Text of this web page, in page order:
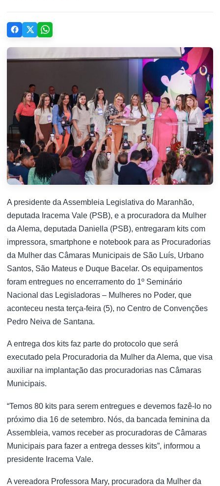
A presidente da Assembleia Legislativa do Maranhão,
deputada Iracema Vale (PSB), e a procuradora da Mulher
da Alema, deputada Daniella (PSB), entregaram kits com
impressora, smartphone e notebook para as Procuradorias
da Mulher das Câmaras Municipais de São Luís, Urbano
Santos, São Mateus e Duque Bacelar. Os equipamentos
foram entregues no encerramento do 1º Seminário
Nacional das Legisladoras – Mulheres no Poder, que
aconteceu nesta terça-feira (5), no Centro de Convenções
Pedro Neiva de Santana.
A entrega dos kits faz parte do protocolo que será
executado pela Procuradoria da Mulher da Alema, que visa
auxiliar na implantação das procuradorias nas Câmaras
Municipais.
“Temos 80 kits para serem entregues e devemos fazê-lo no
próximo dia 16 de setembro. Nós, da bancada feminina da
Assembleia, vamos receber as procuradoras de Câmaras
Municipais para fazer a entrega desses kits”, informou a
presidente Iracema Vale.
A vereadora Professora Mary, procuradora da Mulher da